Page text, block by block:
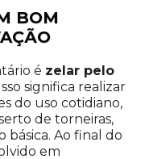
BOM
é zelar pelo
significa realizar
do uso cotidiano,
de torneiras,
Ao final do
em